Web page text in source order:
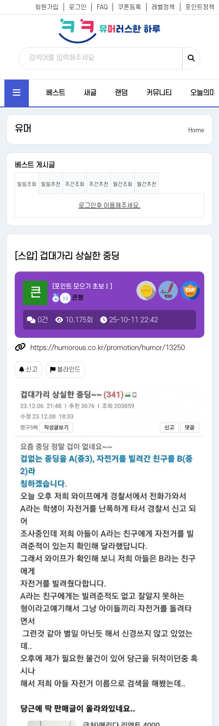
회원가입 로그인 FAQ 쿠폰등록 레벨정책 포인트정책
베스트 새글 랜덤 커뮤니티 오늘의미
유머 Home
베스트 게시글
일일조회 일일추천 주간조회 주간추천 월간조회 월간추천
로그인후 이용해주세요.
[스압] 겁대가리 상실한 중딩
큰 [포인트 모으기 초보Ⅰ]
33 큰형
0건 10,175회 25-10-11 22:42
https://humorous.co.kr/promotion/humor/13250
신고 블라인드